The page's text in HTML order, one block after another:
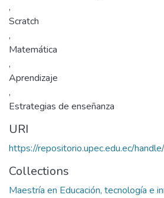
,
Scratch
,
Matemática
,
Aprendizaje
,
Estrategias de enseñanza
URI
https://repositorio.upec.edu.ec/
Collections
Maestría en Educación, tecnología e